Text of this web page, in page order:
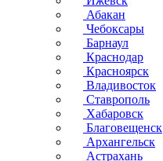
Абакан
Чебоксары
Барнаул
Краснодар
Красноярск
Владивосток
Ставрополь
Хабаровск
Благовещенск
Архангельск
Астрахань